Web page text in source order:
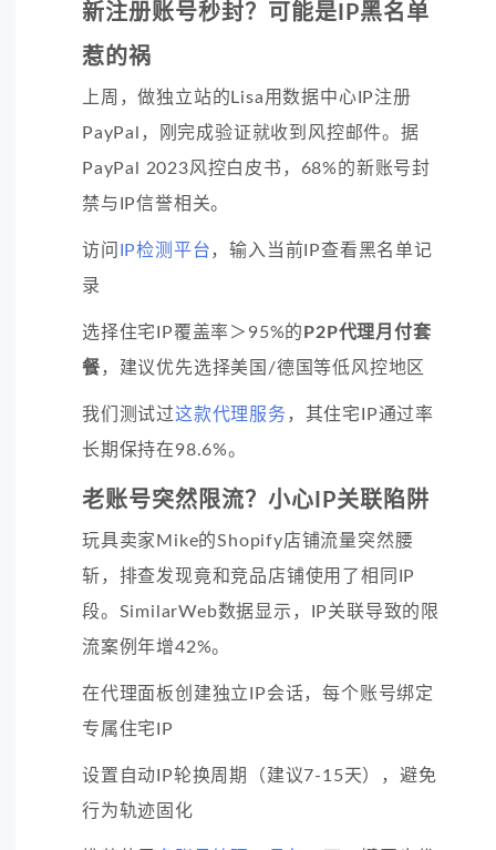
新注册账号秒封？可能是IP黑名单
惹的祸
上周，做独立站的Lisa用数据中心IP注册
PayPal，刚完成验证就收到风控邮件。据
PayPal 2023风控白皮书，68%的新账号封
禁与IP信誉相关。
访问 IP检测平台 ，输入当前IP查看黑名单记
录
选择住宅IP覆盖率＞95%的 P2P代理月付套
餐 ，建议优先选择美国/德国等低风控地区
我们测试过这款代理服务 ，其住宅IP通过率
长期保持在98.6%。
老账号突然限流？小心IP关联陷阱
玩具卖家Mike的Shopify店铺流量突然腰
斩，排查发现竟和竞品店铺使用了相同IP
段。SimilarWeb数据显示，IP关联导致的限
流案例年增42%。
在代理面板创建独立IP会话，每个账号绑定
专属住宅IP
设置自动IP轮换周期（建议7-15天），避免
行为轨迹固化